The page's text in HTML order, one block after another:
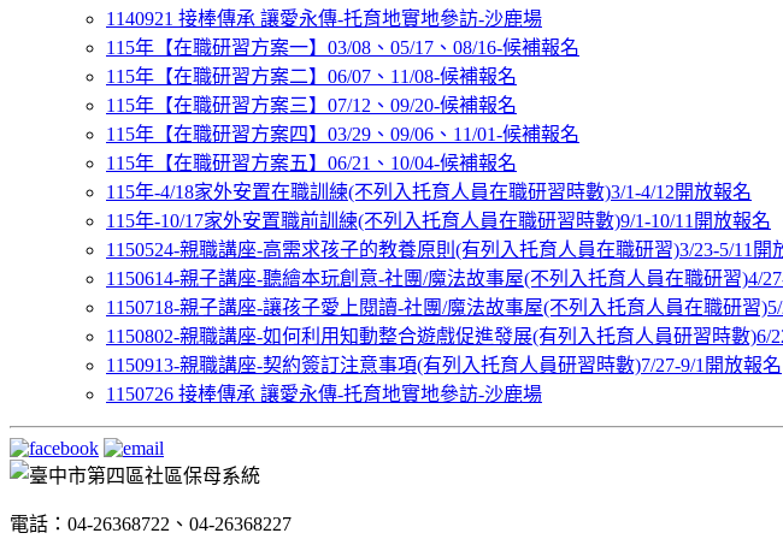
1140921 接棒傳承 讓愛永傳-托育地實地參訪-沙鹿場
115年【在職研習方案一】03/08、05/17、08/16-候補報名
115年【在職研習方案二】06/07、11/08-候補報名
115年【在職研習方案三】07/12、09/20-候補報名
115年【在職研習方案四】03/29、09/06、11/01-候補報名
115年【在職研習方案五】06/21、10/04-候補報名
115年-4/18家外安置在職訓練(不列入托育人員在職研習時數)3/1-4/12開放報名
115年-10/17家外安置職前訓練(不列入托育人員在職研習時數)9/1-10/11開放報名
1150524-親職講座-高需求孩子的教養原則(有列入托育人員在職研習)3/23-5/11開
1150614-親子講座-聽繪本玩創意-社團/魔法故事屋(不列入托育人員在職研習)4/
1150718-親子講座-讓孩子愛上閱讀-社團/魔法故事屋(不列入托育人員在職研習
1150802-親職講座-如何利用知動整合遊戲促進發展(有列入托育人員研習時數)6/
1150913-親職講座-契約簽訂注意事項(有列入托育人員研習時數)7/27-9/1開放報名
1150726 接棒傳承 讓愛永傳-托育地實地參訪-沙鹿場
電話：04-26368722、04-26368227